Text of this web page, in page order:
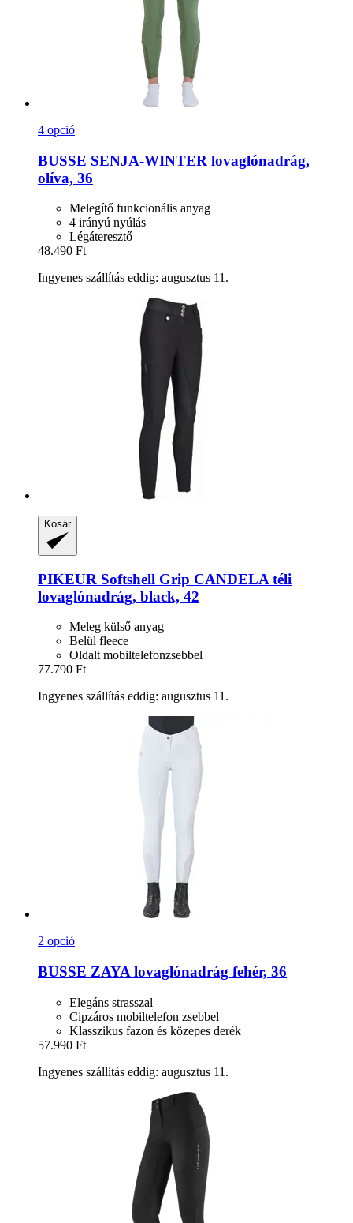
4 opció
BUSSE SENJA-​WINTER lovaglónadrág,
olíva, 36
Melegítő funkcionális anyag
4 irányú nyúlás
Légáteresztő
48.490 Ft
Ingyenes szállítás eddig: augusztus 11.
Kosár
PIKEUR Softshell Grip CANDELA téli
lovaglónadrág, black, 42
Meleg külső anyag
Belül fleece
Oldalt mobiltelefonzsebbel
77.790 Ft
Ingyenes szállítás eddig: augusztus 11.
2 opció
BUSSE ZAYA lovaglónadrág fehér, 36
Elegáns strasszal
Cipzáros mobiltelefon zsebbel
Klasszikus fazon és közepes derék
57.990 Ft
Ingyenes szállítás eddig: augusztus 11.